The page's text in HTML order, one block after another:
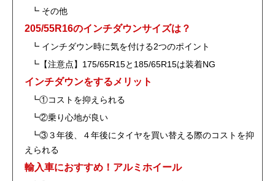
┗ その他
205/55R16のインチダウンサイズは？
┗ インチダウン時に気を付ける2つのポイント
┗【注意点】175/65R15と185/65R15は装着NG
インチダウンをするメリット
┗①コストを抑えられる
┗②乗り心地が良い
┗③３年後、４年後にタイヤを買い替える際のコストを抑
えられる
輸入車におすすめ！アルミホイール